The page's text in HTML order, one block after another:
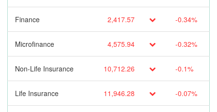
Finance 2,417.57 -0.34%
Microfinance 4,575.94 -0.32%
Non-Life Insurance 10,712.26 -0.1%
Life Insurance 11,946.28 -0.07%